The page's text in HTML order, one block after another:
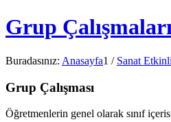
Grup
Buradasınız: Anasayfa1 / Sanat
Grup Çalışması
Öğretmenlerin genel olarak sınıf